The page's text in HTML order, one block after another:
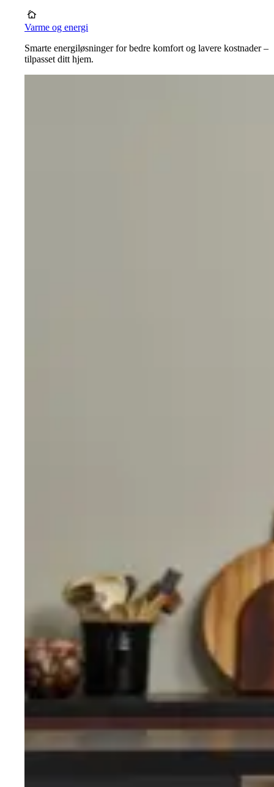
Varme og energi
Smarte energiløsninger for bedre komfort og lavere kostnader –
tilpasset ditt hjem.